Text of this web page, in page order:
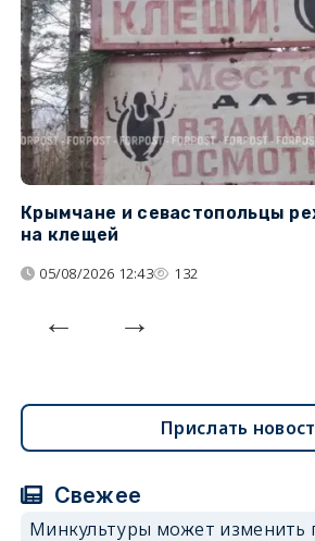
Крымчане и севастопольцы
на клещей
05/08/2026 12:43 132
Прислать
Свежее
Минкультуры может изменить